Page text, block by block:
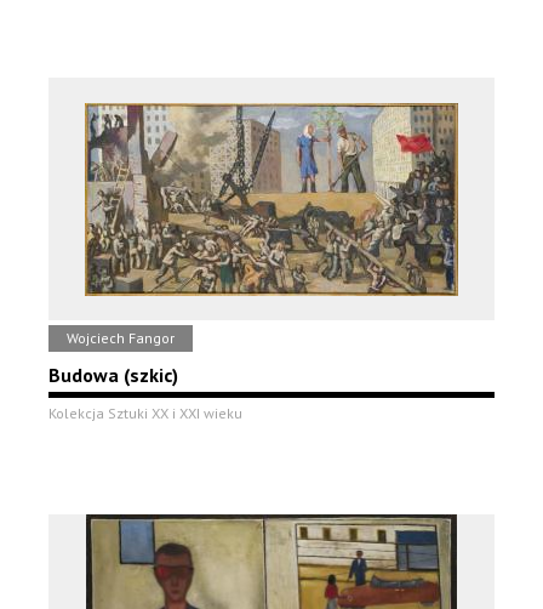
Wojciech Fangor
Budowa (szkic)
Kolekcja Sztuki XX i XXI wieku